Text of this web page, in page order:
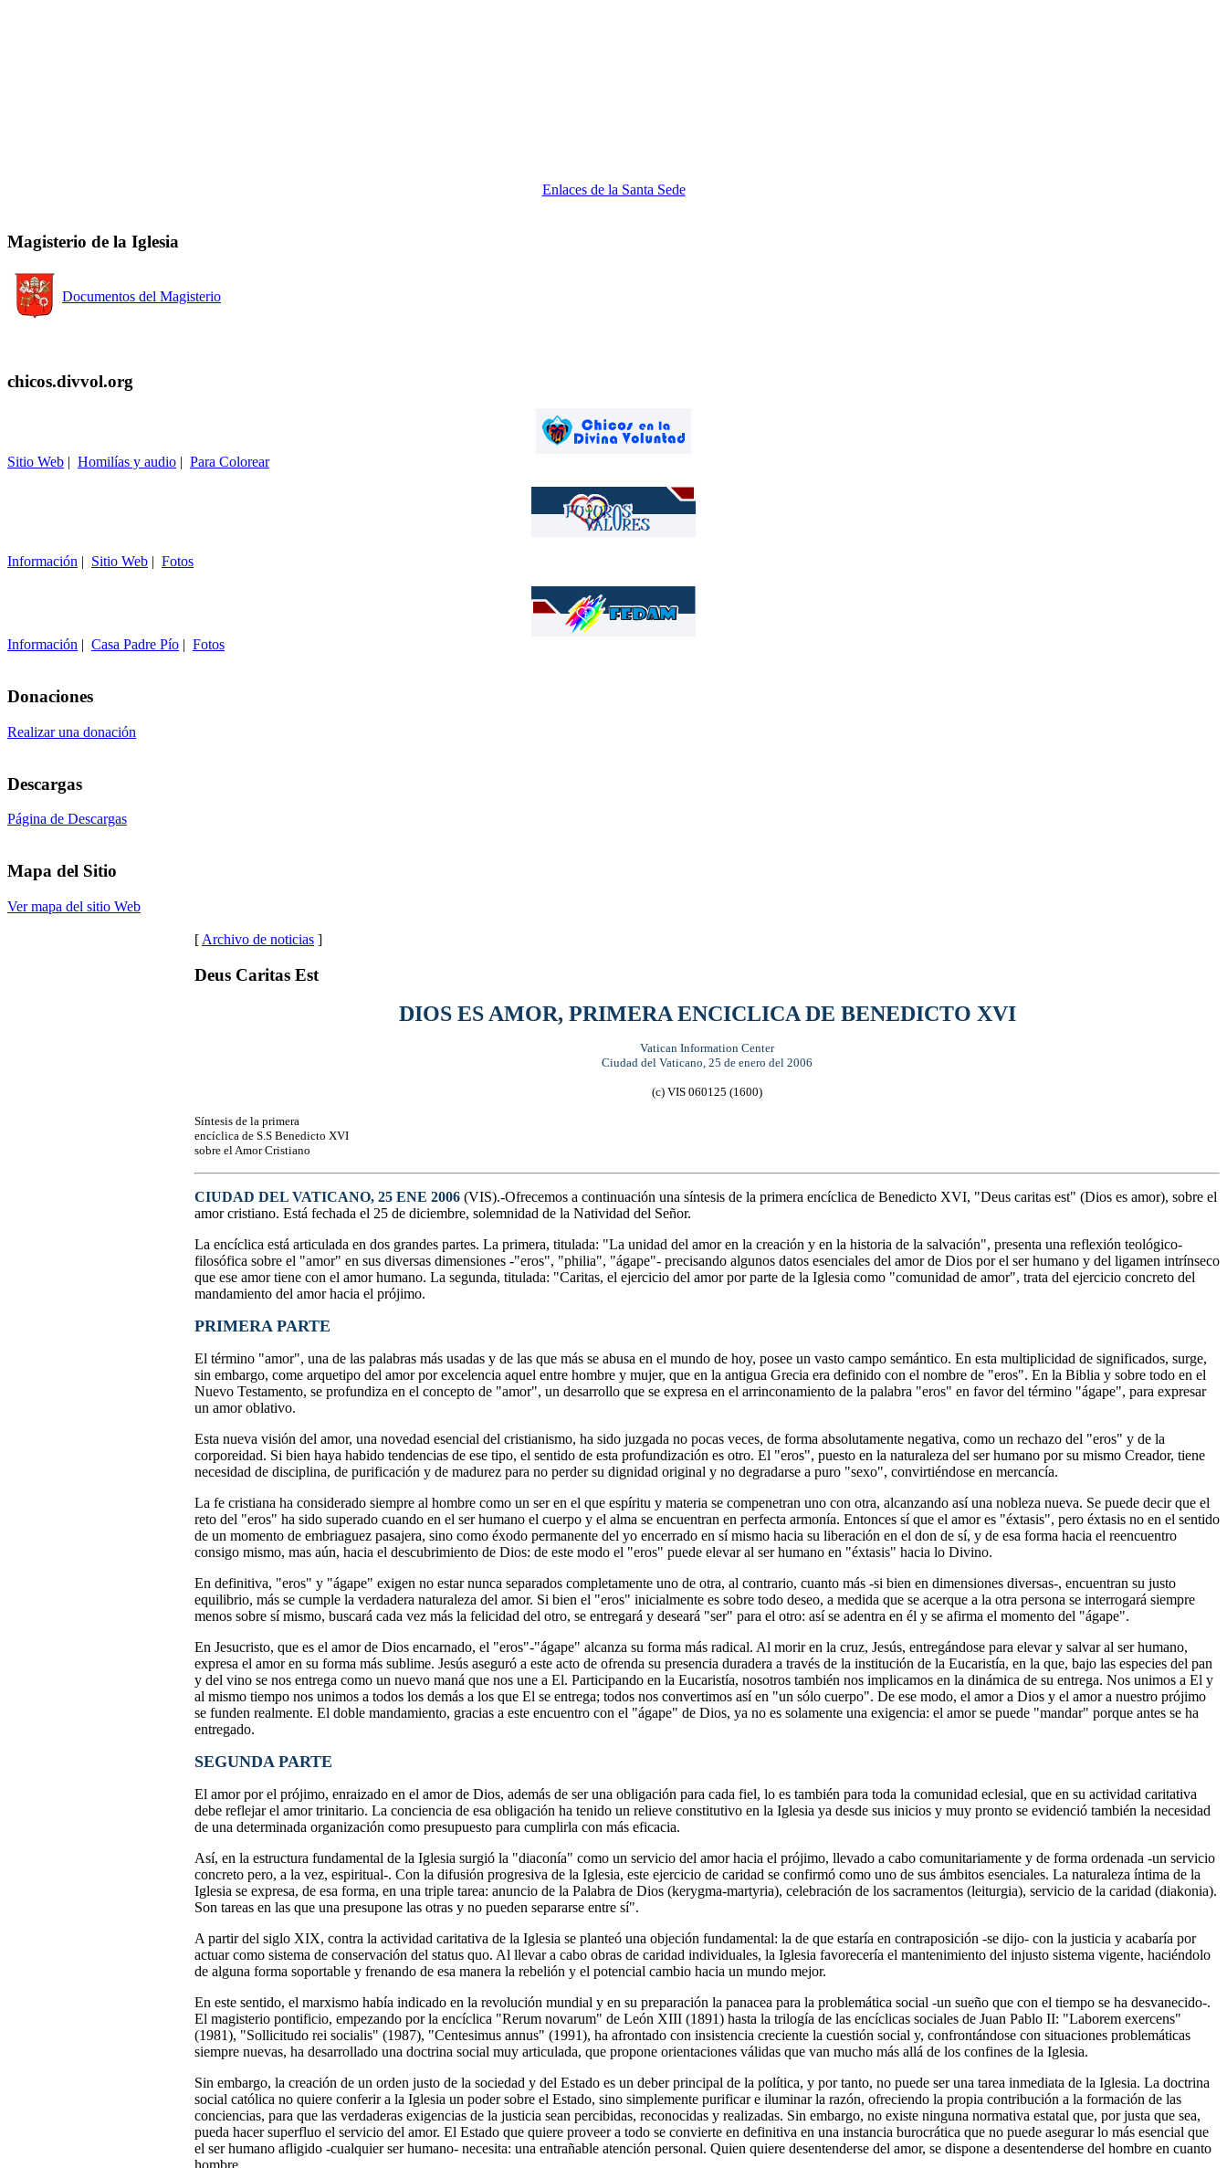
Enlaces de la Santa Sede
Magisterio de la Iglesia
Documentos del Magisterio
chicos.divvol.org
Sitio Web Homilías y audio Para Colorear
Información Sitio Web Fotos
Información Casa Padre Pío Fotos
Donaciones
Realizar una donación
Descargas
Página de Descargas
Mapa del Sitio
Ver mapa del sitio Web
[ Archivo de noticias ]
Deus Caritas Est
DIOS ES AMOR, PRIMERA ENCICLICA DE BENEDICTO XVI
Vatican Information Center
Ciudad del Vaticano, 25 de enero del 2006
(c) VIS 060125 (1600)
Síntesis de la primera
encíclica de S.S Benedicto XVI
sobre el Amor Cristiano
CIUDAD DEL VATICANO, 25 ENE 2006 (VIS).-Ofrecemos a continuación una síntesis de la primera encíclica de Benedicto XVI, "Deus caritas est" (Dios es amor), sobre el
amor cristiano. Está fechada el 25 de diciembre, solemnidad de la Natividad del Señor.
La encíclica está articulada en dos grandes partes. La primera, titulada: "La unidad del amor en la creación y en la historia de la salvación", presenta una reflexión teológico-
filosófica sobre el "amor" en sus diversas dimensiones -"eros", "philia", "ágape"- precisando algunos datos esenciales del amor de Dios por el ser humano y del ligamen intrínseco
que ese amor tiene con el amor humano. La segunda, titulada: "Caritas, el ejercicio del amor por parte de la Iglesia como "comunidad de amor", trata del ejercicio concreto del
mandamiento del amor hacia el prójimo.
PRIMERA PARTE
El término "amor", una de las palabras más usadas y de las que más se abusa en el mundo de hoy, posee un vasto campo semántico. En esta multiplicidad de significados, surge,
sin embargo, come arquetipo del amor por excelencia aquel entre hombre y mujer, que en la antigua Grecia era definido con el nombre de "eros". En la Biblia y sobre todo en el
Nuevo Testamento, se profundiza en el concepto de "amor", un desarrollo que se expresa en el arrinconamiento de la palabra "eros" en favor del término "ágape", para expresar
un amor oblativo.
Esta nueva visión del amor, una novedad esencial del cristianismo, ha sido juzgada no pocas veces, de forma absolutamente negativa, como un rechazo del "eros" y de la
corporeidad. Si bien haya habido tendencias de ese tipo, el sentido de esta profundización es otro. El "eros", puesto en la naturaleza del ser humano por su mismo Creador, tiene
necesidad de disciplina, de purificación y de madurez para no perder su dignidad original y no degradarse a puro "sexo", convirtiéndose en mercancía.
La fe cristiana ha considerado siempre al hombre como un ser en el que espíritu y materia se compenetran uno con otra, alcanzando así una nobleza nueva. Se puede decir que el
reto del "eros" ha sido superado cuando en el ser humano el cuerpo y el alma se encuentran en perfecta armonía. Entonces sí que el amor es "éxtasis", pero éxtasis no en el sentido
de un momento de embriaguez pasajera, sino como éxodo permanente del yo encerrado en sí mismo hacia su liberación en el don de sí, y de esa forma hacia el reencuentro
consigo mismo, mas aún, hacia el descubrimiento de Dios: de este modo el "eros" puede elevar al ser humano en "éxtasis" hacia lo Divino.
En definitiva, "eros" y "ágape" exigen no estar nunca separados completamente uno de otra, al contrario, cuanto más -si bien en dimensiones diversas-, encuentran su justo
equilibrio, más se cumple la verdadera naturaleza del amor. Si bien el "eros" inicialmente es sobre todo deseo, a medida que se acerque a la otra persona se interrogará siempre
menos sobre sí mismo, buscará cada vez más la felicidad del otro, se entregará y deseará "ser" para el otro: así se adentra en él y se afirma el momento del "ágape".
En Jesucristo, que es el amor de Dios encarnado, el "eros"-"ágape" alcanza su forma más radical. Al morir en la cruz, Jesús, entregándose para elevar y salvar al ser humano,
expresa el amor en su forma más sublime. Jesús aseguró a este acto de ofrenda su presencia duradera a través de la institución de la Eucaristía, en la que, bajo las especies del pan
y del vino se nos entrega como un nuevo maná que nos une a El. Participando en la Eucaristía, nosotros también nos implicamos en la dinámica de su entrega. Nos unimos a El y
al mismo tiempo nos unimos a todos los demás a los que El se entrega; todos nos convertimos así en "un sólo cuerpo". De ese modo, el amor a Dios y el amor a nuestro prójimo
se funden realmente. El doble mandamiento, gracias a este encuentro con el "ágape" de Dios, ya no es solamente una exigencia: el amor se puede "mandar" porque antes se ha
entregado.
SEGUNDA PARTE
El amor por el prójimo, enraizado en el amor de Dios, además de ser una obligación para cada fiel, lo es también para toda la comunidad eclesial, que en su actividad caritativa
debe reflejar el amor trinitario. La conciencia de esa obligación ha tenido un relieve constitutivo en la Iglesia ya desde sus inicios y muy pronto se evidenció también la necesidad
de una determinada organización como presupuesto para cumplirla con más eficacia.
Así, en la estructura fundamental de la Iglesia surgió la "diaconía" como un servicio del amor hacia el prójimo, llevado a cabo comunitariamente y de forma ordenada -un servicio
concreto pero, a la vez, espiritual-. Con la difusión progresiva de la Iglesia, este ejercicio de caridad se confirmó como uno de sus ámbitos esenciales. La naturaleza íntima de la
Iglesia se expresa, de esa forma, en una triple tarea: anuncio de la Palabra de Dios (kerygma-martyria), celebración de los sacramentos (leiturgia), servicio de la caridad (diakonia).
Son tareas en las que una presupone las otras y no pueden separarse entre sí".
A partir del siglo XIX, contra la actividad caritativa de la Iglesia se planteó una objeción fundamental: la de que estaría en contraposición -se dijo- con la justicia y acabaría por
actuar como sistema de conservación del status quo. Al llevar a cabo obras de caridad individuales, la Iglesia favorecería el mantenimiento del injusto sistema vigente, haciéndolo
de alguna forma soportable y frenando de esa manera la rebelión y el potencial cambio hacia un mundo mejor.
En este sentido, el marxismo había indicado en la revolución mundial y en su preparación la panacea para la problemática social -un sueño que con el tiempo se ha desvanecido-.
El magisterio pontificio, empezando por la encíclica "Rerum novarum" de León XIII (1891) hasta la trilogía de las encíclicas sociales de Juan Pablo II: "Laborem exercens"
(1981), "Sollicitudo rei socialis" (1987), "Centesimus annus" (1991), ha afrontado con insistencia creciente la cuestión social y, confrontándose con situaciones problemáticas
siempre nuevas, ha desarrollado una doctrina social muy articulada, que propone orientaciones válidas que van mucho más allá de los confines de la Iglesia.
Sin embargo, la creación de un orden justo de la sociedad y del Estado es un deber principal de la política, y por tanto, no puede ser una tarea inmediata de la Iglesia. La doctrina
social católica no quiere conferir a la Iglesia un poder sobre el Estado, sino simplemente purificar e iluminar la razón, ofreciendo la propia contribución a la formación de las
conciencias, para que las verdaderas exigencias de la justicia sean percibidas, reconocidas y realizadas. Sin embargo, no existe ninguna normativa estatal que, por justa que sea,
pueda hacer superfluo el servicio del amor. El Estado que quiere proveer a todo se convierte en definitiva en una instancia burocrática que no puede asegurar lo más esencial que
el ser humano afligido -cualquier ser humano- necesita: una entrañable atención personal. Quien quiere desentenderse del amor, se dispone a desentenderse del hombre en cuanto